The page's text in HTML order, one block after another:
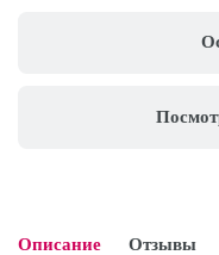
Описание Отзывы